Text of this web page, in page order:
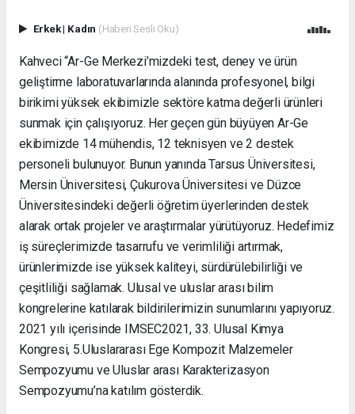
Erkek| Kadın (Haberi Sesli Oku)
Kahveci “Ar-Ge Merkezi’mizdeki test, deney ve ürün
geliştirme laboratuvarlarında alanında profesyonel, bilgi
birikimi yüksek ekibimizle sektöre katma değerli ürünleri
sunmak için çalışıyoruz. Her geçen gün büyüyen Ar-Ge
ekibimizde 14 mühendis, 12 teknisyen ve 2 destek
personeli bulunuyor. Bunun yanında Tarsus Üniversitesi,
Mersin Üniversitesi, Çukurova Üniversitesi ve Düzce
Üniversitesindeki değerli öğretim üyerlerinden destek
alarak ortak projeler ve araştırmalar yürütüyoruz. Hedefimiz
iş süreçlerimizde tasarrufu ve verimliliği artırmak,
ürünlerimizde ise yüksek kaliteyi, sürdürülebilirliği ve
çeşitliliği sağlamak. Ulusal ve uluslar arası bilim
kongrelerine katılarak bildirilerimizin sunumlarını yapıyoruz.
2021 yılı içerisinde IMSEC2021, 33. Ulusal Kimya
Kongresi, 5.Uluslararası Ege Kompozit Malzemeler
Sempozyumu ve Uluslar arası Karakterizasyon
Sempozyumu’na katılım gösterdik.